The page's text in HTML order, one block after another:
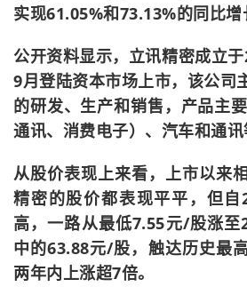
实现61.05%和73.13%的同比增
公开资料显示，立讯精密成立
9月登陆资本市场上市，该公司
的研发、生产和销售，产品主
通讯、消费电子）、汽车和通讯
从股价表现上来看，上市以来
精密的股价都表现平平，但
高，一路从最低7.55元/股涨至
中的63.88元/股，触达历史最
两年内上涨超7倍。